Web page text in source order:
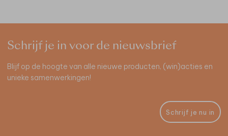
Schrijf je in voor de nieuwsbrief
Blijf op de hoogte van alle nieuwe producten, (win)acties en
unieke samenwerkingen!
Schrijf je nu in